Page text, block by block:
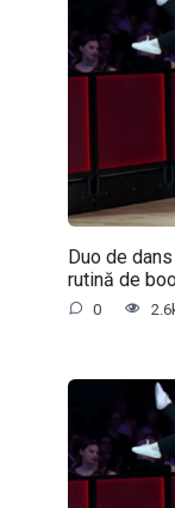
Duo de
rutină de
0